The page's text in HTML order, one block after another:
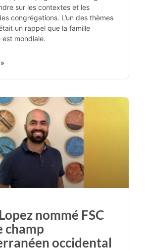
sur les contextes et les
congrégations. L’un des thèmes
un rappel que la famille
est mondiale.
nommé FSC
champ
occidental